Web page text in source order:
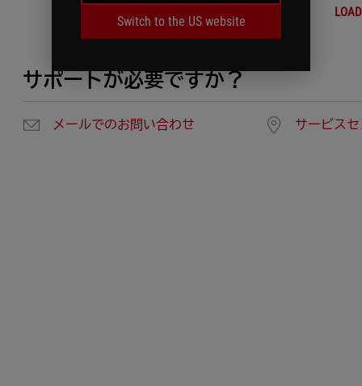
Switch to the US website
サポートが必要ですか？
メールでのお問い合わせ サービス